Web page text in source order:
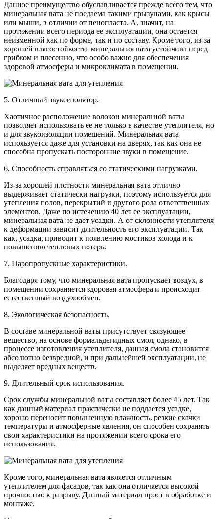
Данное преимущество обуславливается прежде всего тем, что
минеральная вата не поедаема такими грызунами, как крысы
или мыши, в отличии от пенопласта. А, значит, на
протяжении всего периода ее эксплуатации, она остается
неизменной как по форме, так и по составу. Кроме того, из-за
хорошей влагостойкости, минеральная вата устойчива перед
грибком и плесенью, что особо важно для обеспечения
здоровой атмосферы и микроклимата в помещении.
5. Отличный звукоизолятор.
Хаотичное расположение волокон минеральной ваты
позволяет использовать ее не только в качестве утеплителя, но
и для звукоизоляции помещений. Минеральная вата
используется даже для установки на дверях, так как она не
способна пропускать посторонние звуки в помещение.
6. Способность справляться со статическими нагрузками.
Из-за хорошей плотности минеральная вата отлично
выдерживает статически нагрузки, поэтому используется для
утепления полов, перекрытий и другого рода ответственных
элементов. Даже по истечению 40 лет ее эксплуатации,
минеральная вата не дает усадки. А от склонности утеплителя
к деформации зависит длительность его эксплуатации. Так
как, усадка, приводит к появлению мостиков холода и к
повышению тепловых потерь.
7. Паропропускные характеристики.
Благодаря тому, что минеральная вата пропускает воздух, в
помещении сохраняется здоровая атмосфера и происходит
естественный воздухообмен.
8. Экологическая безопасность.
В составе минеральной ваты присутствует связующее
вещество, на основе формальдегидных смол, однако, в
процессе изготовления утеплителя, данная смола становится
абсолютно безвредной, и при дальнейшей эксплуатации, не
выделяет вредных веществ.
9. Длительный срок использования.
Срок службы минеральной ваты составляет более 45 лет. Так
как данный материал практически не поддается усадке,
хорошо переносит повышенную влажность, резкие скачки
температуры и атмосферные явления, он способен сохранять
свои характеристики на протяжении всего срока его
использования.
Кроме того, минеральная вата является отличным
утеплителем для фасадов, так как она отличается высокой
прочностью к разрыву. Данный материал прост в обработке и
монтаже.